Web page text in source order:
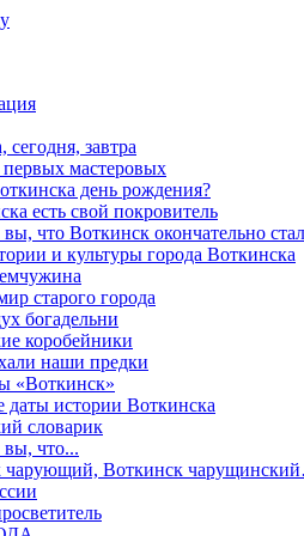
сегодня, завтра
мастеровых
день рождения?
есть свой покровитель
вы, что Воткинск окончательно
и культуры города Воткинска
старого города
богадельни
коробейники
наши предки
«Воткинск»
даты истории Воткинска
словарик
вы, что...
чарующий, Воткинск